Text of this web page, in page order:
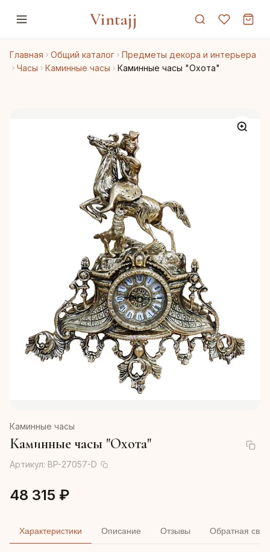
Vintajj
Главная Общий каталог
Предметы декора и интерьера
Часы
Каминные часы Каминные часы "Охота"
Каминные часы
Каминные часы "Охота"
Артикул: BP-27057-D
48 315 ₽
Характеристики Описание Отзывы Обратная